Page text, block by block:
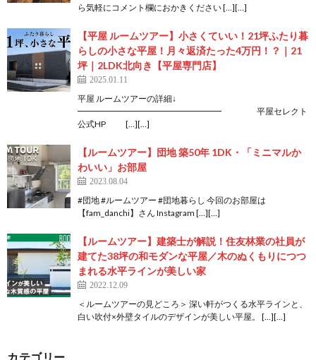
ら気軽にコメント欄におかきください […][…]
【平屋 ルームツアー】小さくていい！21坪ふたり暮
らしの小さな平屋！月々返済たった4万円！？｜21
坪｜2LDK北向き【平屋専門店】
2025.01.11
平屋 ルームツアーの詳細↓
━━━━━━━━━━━━━━━━━ 平屋セレクト
公式HP […][…]
【ルームツアー】団地 築50年 1DK・「ミニマルか
わいい」お部屋
2023.08.04
#団地 #ルームツアー #団地暮らし 今回のお部屋は
【fam_danchi】さん Instagram […][…]
【ルームツアー】建築士が解説！住友林業の社員が
建てた38坪の和モダンな平屋／木のぬくもりにつつ
まれる水平ラインが美しい家
2022.12.09
＜ルームツアーの見どころ＞ 深い軒がつくる水平ラインと、
白い吹付×外壁タイルのデザインが美しい平屋。 […][…]
カテゴリー